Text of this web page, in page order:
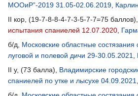
МООиР”-2019 31.05-02.06.2019
II кор, (19-7-8-8-4-7-3-5-7-7=75 баллов),
испытания спаниелей 12.07.2020
б/д, Московские областные
луговой и полевой дичи 29-30.05.2021
II у, (73 балла), Владимирские
спаниелей по утке и лысухе 04.09.2021